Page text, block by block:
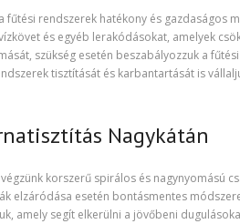
fűtési rendszerek hatékony és gazdaságos
és egyéb lerakódásokat, amelyek
szükség esetén beszabályozzuk a
tisztítását és karbantartását is
Nagykátán
korszerű spirálos és nagynyomású
elzáródása esetén bontásmentes
amely segít elkerülni a jövőbeni